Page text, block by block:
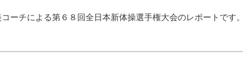
ーチによる第６８回全日本新体操選手権大会のレポートです。